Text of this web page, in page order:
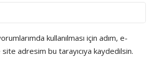
kullanılması için adım, e-
adresim bu tarayıcıya kaydedilsin.